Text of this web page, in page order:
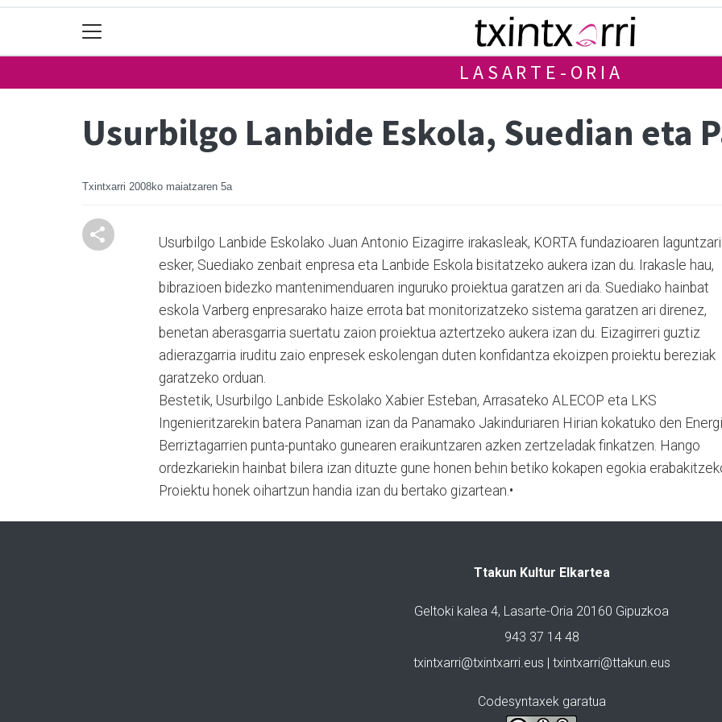
LASARTE-ORIA
Usurbilgo Lanbide Eskola, Suedian eta
Txintxarri 2008ko maiatzaren 5a
Usurbilgo Lanbide Eskolako Juan Antonio Eizagirre irakasleak, KORTA fundazioaren laguntzari
esker, Suediako zenbait enpresa eta Lanbide Eskola bisitatzeko aukera izan du. Irakasle hau,
bibrazioen bidezko mantenimenduaren inguruko proiektua garatzen ari da. Suediako hainbat
eskola Varberg enpresarako haize errota bat monitorizatzeko sistema garatzen ari direnez,
benetan aberasgarria suertatu zaion proiektua aztertzeko aukera izan du. Eizagirreri guztiz
adierazgarria iruditu zaio enpresek eskolengan duten konfidantza ekoizpen proiektu bereziak
garatzeko orduan.
Bestetik, Usurbilgo Lanbide Eskolako Xabier Esteban, Arrasateko ALECOP eta LKS
Ingenieritzarekin batera Panaman izan da Panamako Jakinduriaren Hirian kokatuko den
Berriztagarrien punta-puntako gunearen eraikuntzaren azken zertzeladak finkatzen. Hango
ordezkariekin hainbat bilera izan dituzte gune honen behin betiko kokapen egokia
Proiektu honek oihartzun handia izan du bertako gizartean.•
Ttakun Kultur Elkartea
Geltoki kalea 4, Lasarte-Oria 20160 Gipuzkoa
943 37 14 48
txintxarri@txintxarri.eus | txintxarri@ttakun.eus
Codesyntaxek garatua